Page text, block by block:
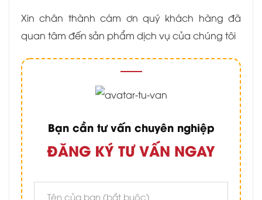
Xin chân thành cám ơn quý khách hàng đã
quan tâm đến sản phẩm dịch vụ của chúng tôi
Bạn cần tư vấn chuyên nghiệp
ĐĂNG KÝ TƯ VẤN NGAY